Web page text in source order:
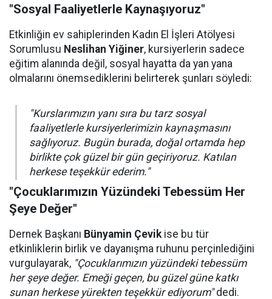
"Sosyal Faaliyetlerle Kaynaşıyoruz"
Etkinliğin ev sahiplerinden Kadın El İşleri Atölyesi
Sorumlusu Neslihan Yiğiner, kursiyerlerin sadece
eğitim alanında değil, sosyal hayatta da yan yana
olmalarını önemsediklerini belirterek şunları söyledi:
"Kurslarımızın yanı sıra bu tarz sosyal
faaliyetlerle kursiyerlerimizin kaynaşmasını
sağlıyoruz. Bugün burada, doğal ortamda hep
birlikte çok güzel bir gün geçiriyoruz. Katılan
herkese teşekkür ederim."
"Çocuklarımızın Yüzündeki Tebessüm Her
Şeye Değer"
Dernek Başkanı Bünyamin Çevikise bu tür
etkinliklerin birlik ve dayanışma ruhunu perçinlediğini
vurgulayarak, "Çocuklarımızın yüzündeki tebessüm
her şeye değer. Emeği geçen, bu güzel güne katkı
sunan herkese yürekten teşekkür ediyorum"dedi.